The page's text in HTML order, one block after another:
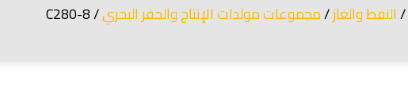
/النفط والغاز/مجموعات مولدات الإنتاج والحفر البحري/ C280-8